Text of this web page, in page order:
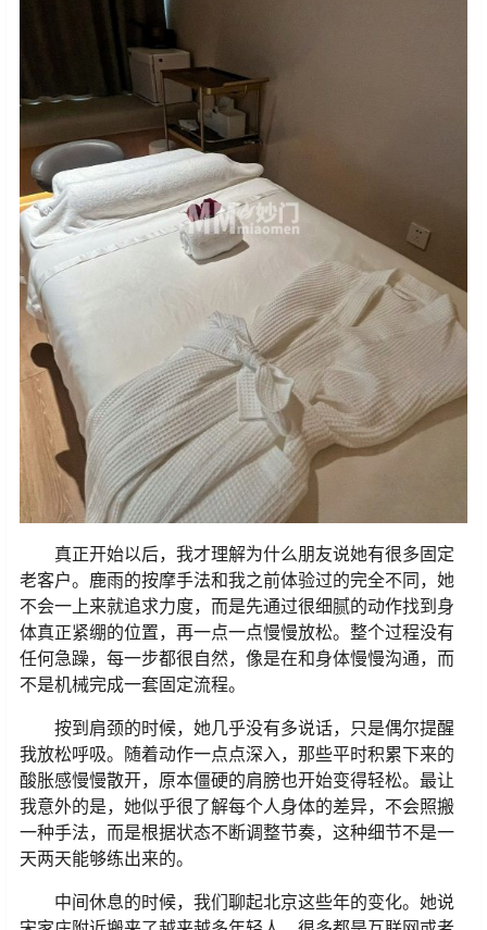
真正开始以后，我才理解为什么朋友说她有很多固定
老客户。鹿雨的按摩手法和我之前体验过的完全不同，她
不会一上来就追求力度，而是先通过很细腻的动作找到身
体真正紧绷的位置，再一点一点慢慢放松。整个过程没有
任何急躁，每一步都很自然，像是在和身体慢慢沟通，而
不是机械完成一套固定流程。
按到肩颈的时候，她几乎没有多说话，只是偶尔提醒
我放松呼吸。随着动作一点点深入，那些平时积累下来的
酸胀感慢慢散开，原本僵硬的肩膀也开始变得轻松。最让
我意外的是，她似乎很了解每个人身体的差异，不会照搬
一种手法，而是根据状态不断调整节奏，这种细节不是一
天两天能够练出来的。
中间休息的时候，我们聊起北京这些年的变化。她说